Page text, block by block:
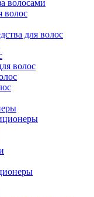
волосами
волос
для волос
волос